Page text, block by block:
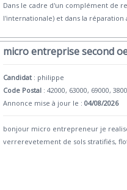
Dans le cadre d'un complément de
l'internationale) et dans la
micro entreprise second
Candidat : philippe
Code Postal : 42000, 63000, 69000,
Annonce mise à jour le :04/08/2026
bonjour micro entrepreneur je
verrerevetement de sols stratifiés,